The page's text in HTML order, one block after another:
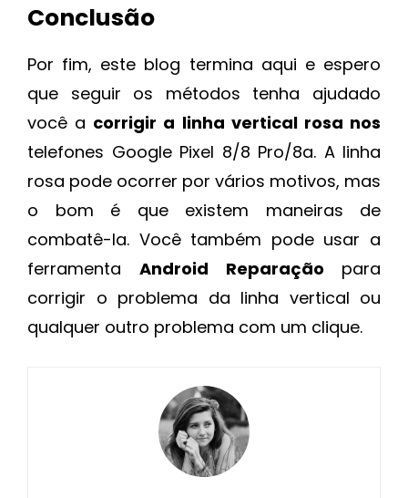
Conclusão
Por fim, este blog termina aqui e espero
que seguir os métodos tenha ajudado
você a corrigir a linha vertical rosa nos
telefones Google Pixel 8/8 Pro/8a. A linha
rosa pode ocorrer por vários motivos, mas
o bom é que existem maneiras de
combatê-la. Você também pode usar a
ferramenta Android Reparação para
corrigir o problema da linha vertical ou
qualquer outro problema com um clique.